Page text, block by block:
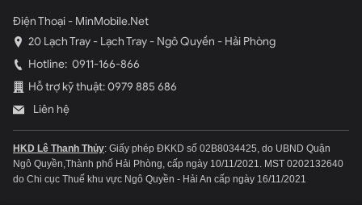
Điện Thoại - MinMobile.Net
20 Lạch Tray - Lạch Tray - Ngô Quyền - Hải Phòng
Hotline: 0911-166-866
Hỗ trợ kỹ thuật: 0979 885 686
Liên hệ
HKD Lê Thanh Thủy: Giấy phép ĐKKD số 02B8034425, do UBND Quận
Ngô Quyền,Thành phố Hải Phòng, cấp ngày 10/11/2021. MST 0202132640
do Chi cục Thuế khu vực Ngô Quyền - Hải An cấp ngày 16/11/2021